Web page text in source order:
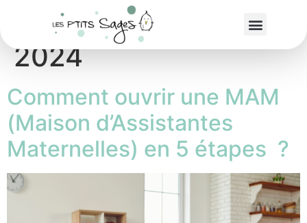
Jour :7 octobre
2024
Comment ouvrir une MAM
(Maison d’Assistantes
Maternelles) en 5 étapes ?